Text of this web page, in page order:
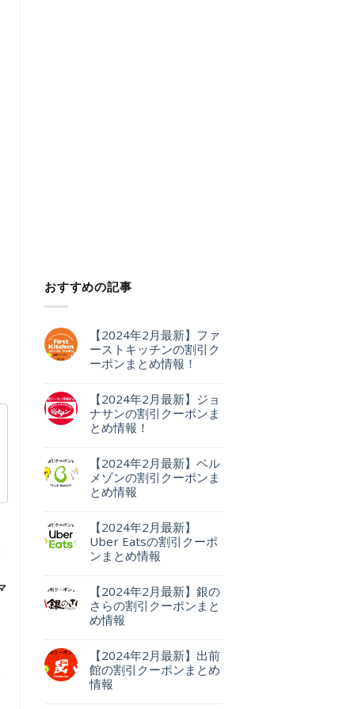
おすすめの記事
【2024年2月最新】ファ
ーストキッチンの割引ク
ーポンまとめ情報！
【2024年2月最新】ジョ
ナサンの割引クーポンま
とめ情報！
【2024年2月最新】ベル
メゾンの割引クーポンま
とめ情報
【2024年2月最新】
Uber Eatsの割引クーポ
ンまとめ情報
【2024年2月最新】銀の
さらの割引クーポンまと
め情報
【2024年2月最新】出前
館の割引クーポンまとめ
情報